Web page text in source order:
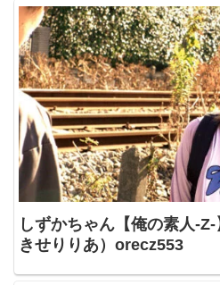
しずかちゃん【俺の素人-
きせりりあ）orecz553